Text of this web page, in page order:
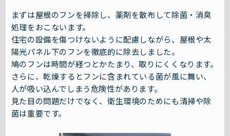
まずは屋根のフンを掃除し、薬剤を散布して除菌・消臭
処理をおこないます。
住宅の設備を傷つけないように配慮しながら、屋根や太
陽光パネル下のフンを徹底的に除去しました。
鳩のフンは時間が経つとかたまり、取りにくくなります。
さらに、乾燥するとフンに含まれている菌が風に舞い、
人が吸い込んでしまう危険性があります。
見た目の問題だけでなく、衛生環境のためにも清掃や除
菌は重要です。